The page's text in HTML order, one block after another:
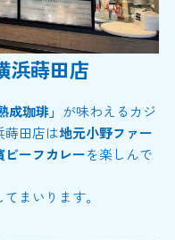
浜蒔田店
成珈琲」 が味わえるカジ
蒔田店は地元小野ファー
ビーフカレーを楽しんで
まいります。